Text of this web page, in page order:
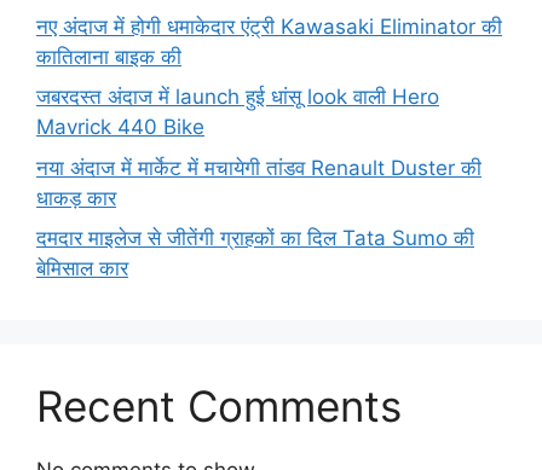
नए अंदाज में होगी धमाकेदार एंट्री Kawasaki Eliminator की
कातिलाना बाइक की
जबरदस्त अंदाज में launch हुई धांसू look वाली Hero
Mavrick 440 Bike
नया अंदाज में मार्केट में मचायेगी तांडव Renault Duster की
धाकड़ कार
दमदार माइलेज से जीतेंगी ग्राहकों का दिल Tata Sumo की
बेमिसाल कार
Recent Comments